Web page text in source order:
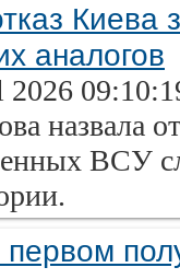
Киева
аналогов
назвала
ВСУ
первом